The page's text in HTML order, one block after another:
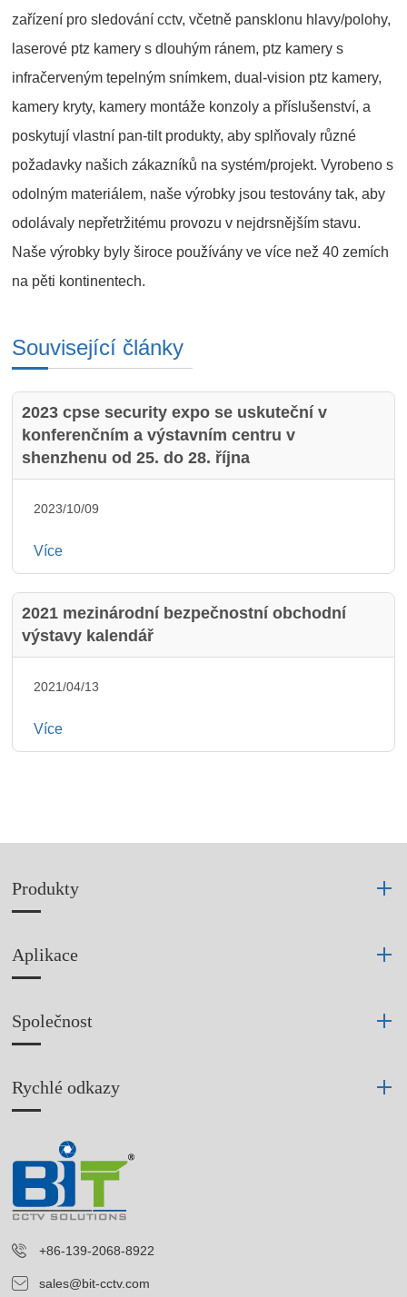
zařízení pro sledování cctv, včetně pansklonu hlavy/polohy,
laserové ptz kamery s dlouhým ránem, ptz kamery s
infračerveným tepelným snímkem, dual-vision ptz kamery,
kamery kryty, kamery montáže konzoly a příslušenství, a
poskytují vlastní pan-tilt produkty, aby splňovaly různé
požadavky našich zákazníků na systém/projekt. Vyrobeno s
odolným materiálem, naše výrobky jsou testovány tak, aby
odolávaly nepřetržitému provozu v nejdrsnějším stavu.
Naše výrobky byly široce používány ve více než 40 zemích
na pěti kontinentech.
Související články
2023 cpse security expo se uskuteční v
konferenčním a výstavním centru v
shenzhenu od 25. do 28. října
2023/10/09
Více
2021 mezinárodní bezpečnostní obchodní
výstavy kalendář
2021/04/13
Více
Produkty
Aplikace
Společnost
Rychlé odkazy
+86-139-2068-8922
sales@bit-cctv.com